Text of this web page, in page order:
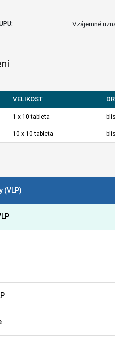
(VLP)
Vzájemné
VELIKOST
1 x 10 tableta
10 x 10 tableta